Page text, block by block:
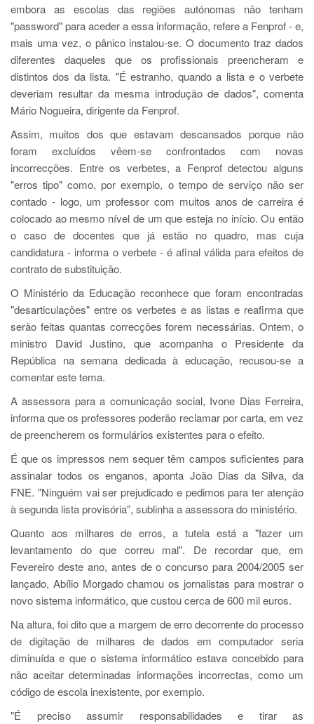
embora as escolas das regiões autónomas não tenham
"password" para aceder a essa informação, refere a Fenprof - e,
mais uma vez, o pânico instalou-se. O documento traz dados
diferentes daqueles que os profissionais preencheram e
distintos dos da lista. "É estranho, quando a lista e o verbete
deveriam resultar da mesma introdução de dados", comenta
Mário Nogueira, dirigente da Fenprof.
Assim, muitos dos que estavam descansados porque não
foram excluídos vêem-se confrontados com novas
incorrecções. Entre os verbetes, a Fenprof detectou alguns
"erros tipo" como, por exemplo, o tempo de serviço não ser
contado - logo, um professor com muitos anos de carreira é
colocado ao mesmo nível de um que esteja no início. Ou então
o caso de docentes que já estão no quadro, mas cuja
candidatura - informa o verbete - é afinal válida para efeitos de
contrato de substituição.
O Ministério da Educação reconhece que foram encontradas
"desarticulações" entre os verbetes e as listas e reafirma que
serão feitas quantas correcções forem necessárias. Ontem, o
ministro David Justino, que acompanha o Presidente da
República na semana dedicada à educação, recusou-se a
comentar este tema.
A assessora para a comunicação social, Ivone Dias Ferreira,
informa que os professores poderão reclamar por carta, em vez
de preencherem os formulários existentes para o efeito.
É que os impressos nem sequer têm campos suficientes para
assinalar todos os enganos, aponta João Dias da Silva, da
FNE. "Ninguém vai ser prejudicado e pedimos para ter atenção
à segunda lista provisória", sublinha a assessora do ministério.
Quanto aos milhares de erros, a tutela está a "fazer um
levantamento do que correu mal". De recordar que, em
Fevereiro deste ano, antes de o concurso para 2004/2005 ser
lançado, Abílio Morgado chamou os jornalistas para mostrar o
novo sistema informático, que custou cerca de 600 mil euros.
Na altura, foi dito que a margem de erro decorrente do processo
de digitação de milhares de dados em computador seria
diminuída e que o sistema informático estava concebido para
não aceitar determinadas informações incorrectas, como um
código de escola inexistente, por exemplo.
"É preciso assumir responsabilidades e tirar as